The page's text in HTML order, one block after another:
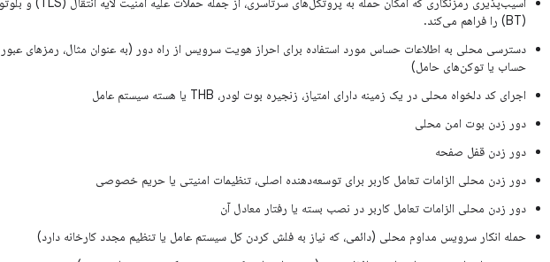
(BT) را فراهم می‌کند.
دسترسی محلی به اطلاعات حساس مورد استفاده برای احراز هویت سرویس از راه دور (به عنوان مثال، رمزهای عبور
حساب یا توکن‌های حامل)
اجرای کد دلخواه محلی در یک زمینه دارای امتیاز، زنجیره بوت لودر، THB یا هسته سیستم عامل
دور زدن بوت امن محلی
دور زدن قفل صفحه
دور زدن محلی الزامات تعامل کاربر برای توسعه‌دهنده اصلی، تنظیمات امنیتی یا حریم خصوصی
دور زدن محلی الزامات تعامل کاربر در نصب بسته یا رفتار معادل آن
حمله انکار سرویس مداوم محلی (دائمی، که نیاز به فلش کردن کل سیستم عامل یا تنظیم مجدد کارخانه دارد)